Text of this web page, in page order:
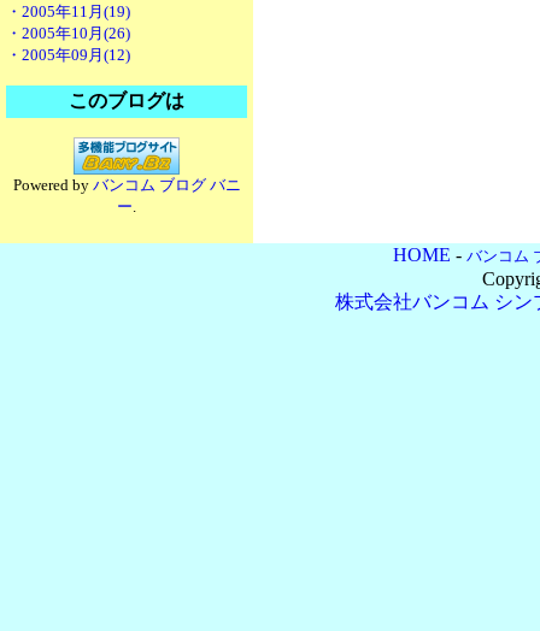
・2005年11月(19)
・2005年10月(26)
・2005年09月(12)
このブログは
Powered by バンコム ブログ バニ
ー.
HOME - バンコム
株式会社バンコム シン